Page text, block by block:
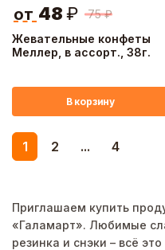
Жевательные конфеты
Меллер, в ассорт., 38г.
75 ₽
от 48 ₽
В корзину
1 2 ... 4
Приглашаем купить
«Галамарт». Любимые
резинка и снэки – всё